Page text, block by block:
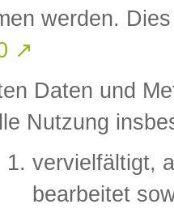
werden.
↗
Daten und
Nutzung
vervielfältigt,
bearbeitet